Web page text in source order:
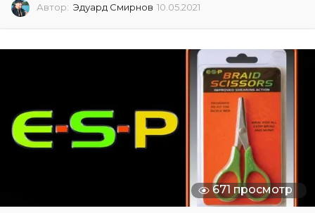
Автор: Эдуард Смирнов 10.05.2021
0
.
671 просмотр